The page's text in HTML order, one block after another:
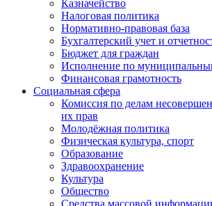
Казначейство
Налоговая политика
Нормативно-правовая база
Бухгалтерский учет и
Бюджет для граждан
Исполнение по
Финансовая грамотность
Социальная сфера
Комиссия по делам
их прав
Молодёжная политика
Физическая культура, спорт
Образование
Здравоохранение
Культура
Общество
Средства массовой